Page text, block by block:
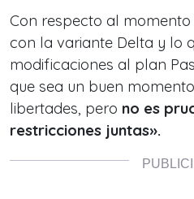
Con respecto al
con la variante Delta y lo
modificaciones al plan
que sea un buen
libertades, pero no es
restricciones juntas».